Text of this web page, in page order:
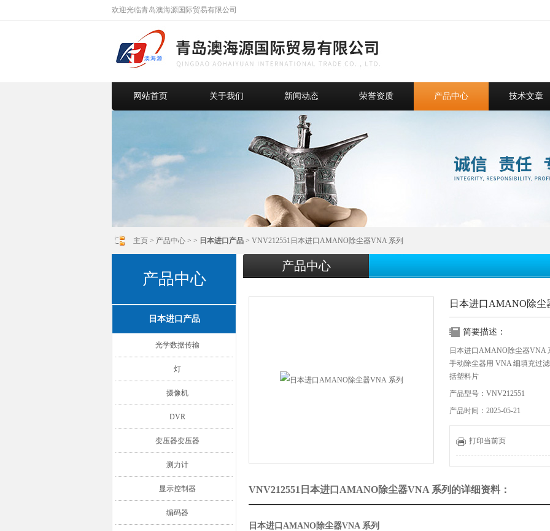
欢迎光临青岛澳海源国际贸易有限公司
网站首页 关于我们 新闻动态 荣誉资质 产品中心 技术文章
主页 > 产品中心 > > 日本进口产品 > VNV212551日本进口AMANO除尘器VNA 系列
产品中心
日本进口产品
光学数据传输
灯
摄像机
DVR
变压器变压器
测力计
显示控制器
编码器
产品中心
日本进口AMANO除尘
简要描述：
日本进口AMANO除尘器VNA
手动除尘器用 VNA 细填充过
括塑料片
产品型号：VNV212551
产品时间：2025-05-21
打印当前页
VNV212551日本进口AMANO除尘器VNA 系列的详细资料：
日本进口AMANO除尘器VNA 系列